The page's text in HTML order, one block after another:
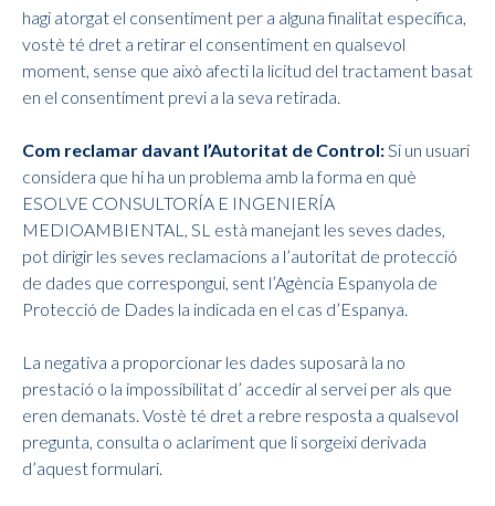
hagi atorgat el consentiment per a alguna finalitat específica,
vostè té dret a retirar el consentiment en qualsevol
moment, sense que això afecti la licitud del tractament basat
en el consentiment previ a la seva retirada.
Com reclamar davant l’Autoritat de Control:Si un usuari
considera que hi ha un problema amb la forma en què
ESOLVE CONSULTORÍA E INGENIERÍA
MEDIOAMBIENTAL, SL està manejant les seves dades,
pot dirigir les seves reclamacions a l’autoritat de protecció
de dades que correspongui, sent l’Agència Espanyola de
Protecció de Dades la indicada en el cas d’Espanya.
La negativa a proporcionar les dades suposarà la no
prestació o la impossibilitat d’ accedir al servei per als que
eren demanats. Vostè té dret a rebre resposta a qualsevol
pregunta, consulta o aclariment que li sorgeixi derivada
d’aquest formulari.